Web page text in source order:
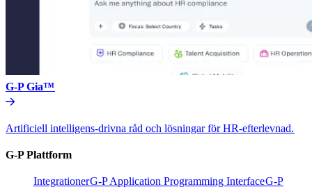
G-P Gia™​​
Artificiell intelligens-drivna råd och lösningar för HR-efterlevnad.​​
G-P Plattform​​
Integrationer​​G-P Application Programming Interface​​G-P